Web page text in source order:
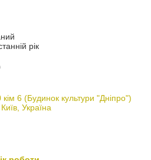
рік
6 (Будинок культури "Дніпро")
Україна